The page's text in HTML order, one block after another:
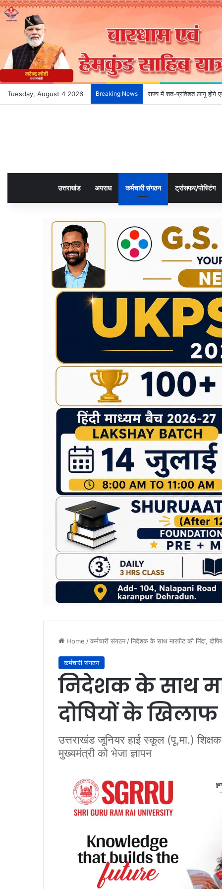
Tuesday, August 4 2026 Breaking News राज्य में शत-प्रतिशत लागू होंगे
उत्तराखंड अपराध कर्मचारी संगठन ट्रांसफर/पोस्टिंग
Home /कर्मचारी संगठन/निदेशक के साथ मारपीट की निंदा,
कर्मचारी संगठन
निदेशक के साथ
दोषियों के खिलाफ
उत्तराखंड जूनियर हाई स्कूल (पू.मा.)
मुख्यमंत्री को भेजा ज्ञापन